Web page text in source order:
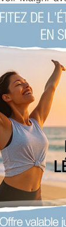
solutions